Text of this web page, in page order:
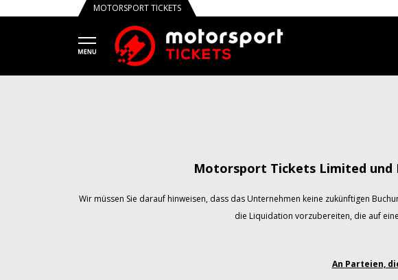
MOTORSPORT TICKETS
Motorsport Tickets Limited und
Wir müssen Sie darauf hinweisen, dass das Unternehmen keine zukünftigen
die Liquidation vorzubereiten, die auf
An Parteien,